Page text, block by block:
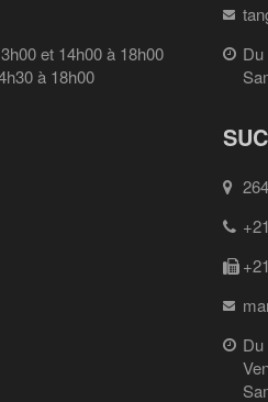
et 14h00 à 18h00
à 18h00
Du